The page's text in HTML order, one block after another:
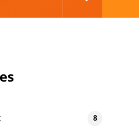
8